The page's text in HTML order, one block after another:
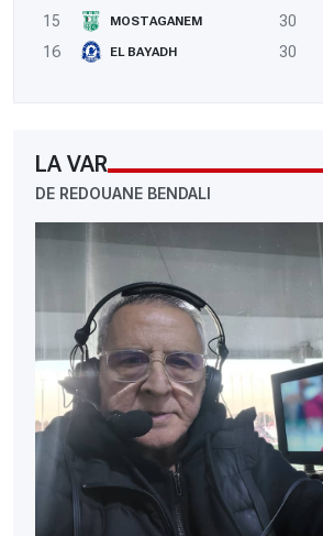
15
MOSTAGANEM 30
16
EL BAYADH 30
LA VAR
DE REDOUANE BENDALI